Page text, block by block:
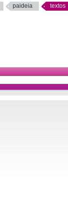
paideia textos